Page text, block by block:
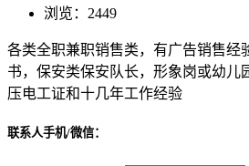
浏览：2449
各类全职兼职销售类，有广告销售经
书，保安类保安队长，形象岗或幼儿
压电工证和十几年工作经验
联系人手机/微信：